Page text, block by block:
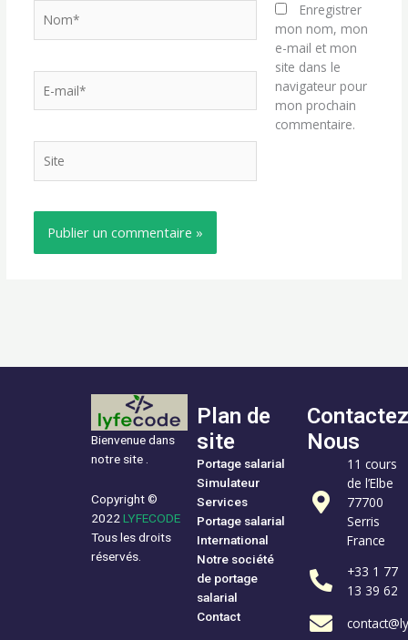
mail*
Enregistrer
mon nom, mon
e-mail et mon
site dans le
navigateur pour
mon prochain
commentaire.
Bienvenue dans
notre site .
Copyright ©
2022LYFECODE
Tous les droits
réservés.
Plan de
site
Portage salarial
Simulateur
Services
Portage salarial
International
Notre société
de portage
salarial
Contact
Contactez
Nous
11 cours
de l’Elbe
77700
Serris
France
+33 1 77
13 39 62